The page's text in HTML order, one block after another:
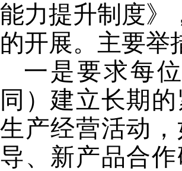
能力提升制度》
的开展。主要举
一是要求每
同）建立长期
生产经营活动
导、新产品合